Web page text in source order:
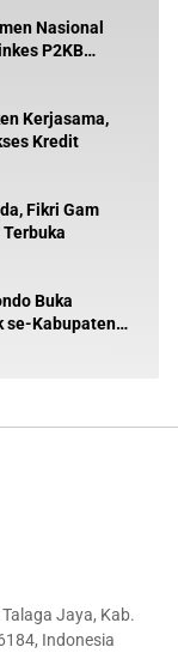
Nasional
P2KB
Kerjasama,
Kredit
Fikri Gam
Buka
se-Kabupaten
Jaya, Kab.
Indonesia